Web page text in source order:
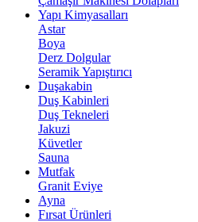
Yapı Kimyasalları
Astar
Boya
Derz Dolgular
Seramik Yapıştırıcı
Duşakabin
Duş Kabinleri
Duş Tekneleri
Jakuzi
Küvetler
Sauna
Mutfak
Granit Eviye
Ayna
Fırsat Ürünleri